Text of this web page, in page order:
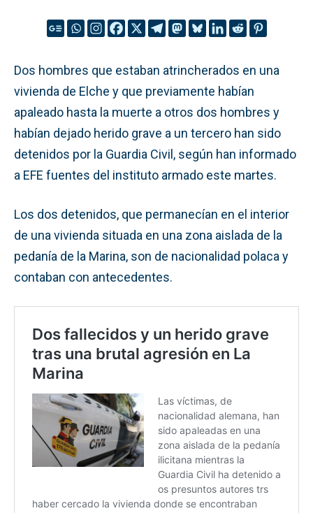
Dos hombres que estaban atrincherados en una
vivienda de Elche y que previamente habían
apaleado hasta la muerte a otros dos hombres y
habían dejado herido grave a un tercero han sido
detenidos por la Guardia Civil, según han informado
a EFE fuentes del instituto armado este martes.
Los dos detenidos, que permanecían en el interior
de una vivienda situada en una zona aislada de la
pedanía de la Marina, son de nacionalidad polaca y
contaban con antecedentes.